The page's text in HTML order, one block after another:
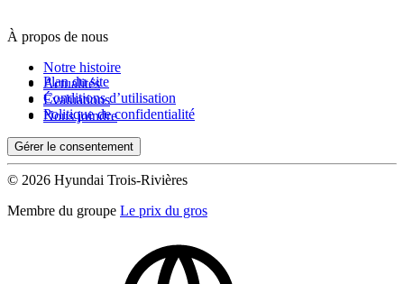
Kilométrage
De 0 km à 500 000 km
À propos de nous
Notre histoire
Actualités
Évaluations
Nous joindre
Plan du site
Conditions d’utilisation
Politique de confidentialité
Gérer le consentement
© 2026 Hyundai Trois-Rivières
Membre du groupe Le prix du gros